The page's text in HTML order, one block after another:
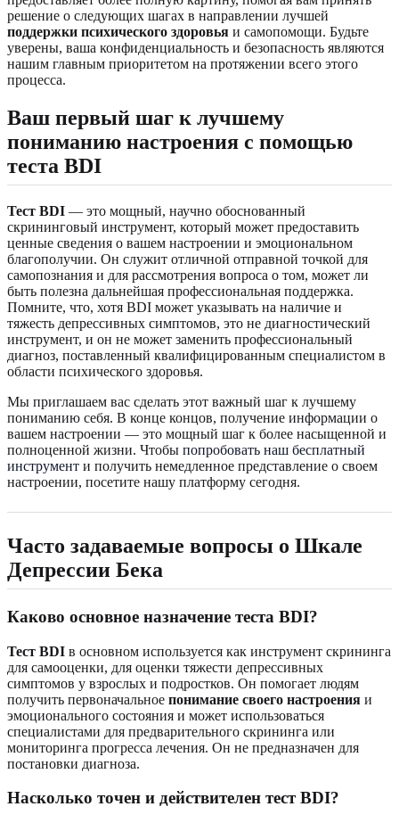
решение о следующих шагах в направлении лучшей
поддержки психического здоровья и самопомощи. Будьте
уверены, ваша конфиденциальность и безопасность являются
нашим главным приоритетом на протяжении всего этого
процесса.
Ваш первый шаг к лучшему
пониманию настроения с помощью
теста BDI
Тест BDI — это мощный, научно обоснованный
скрининговый инструмент, который может предоставить
ценные сведения о вашем настроении и эмоциональном
благополучии. Он служит отличной отправной точкой для
самопознания и для рассмотрения вопроса о том, может ли
быть полезна дальнейшая профессиональная поддержка.
Помните, что, хотя BDI может указывать на наличие и
тяжесть депрессивных симптомов, это не диагностический
инструмент, и он не может заменить профессиональный
диагноз, поставленный квалифицированным специалистом в
области психического здоровья.
Мы приглашаем вас сделать этот важный шаг к лучшему
пониманию себя. В конце концов, получение информации о
вашем настроении — это мощный шаг к более насыщенной и
полноценной жизни. Чтобы попробовать наш бесплатный
инструмент и получить немедленное представление о своем
настроении, посетите нашу платформу сегодня.
Часто задаваемые вопросы о Шкале
Депрессии Бека
Каково основное назначение теста BDI?
Тест BDI в основном используется как инструмент скрининга
для самооценки, для оценки тяжести депрессивных
симптомов у взрослых и подростков. Он помогает людям
получить первоначальное понимание своего настроения и
эмоционального состояния и может использоваться
специалистами для предварительного скрининга или
мониторинга прогресса лечения. Он не предназначен для
постановки диагноза.
Насколько точен и действителен тест BDI?